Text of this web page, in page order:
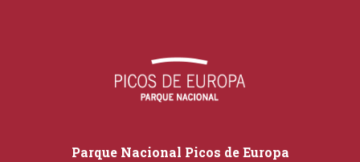
Parque Nacional Picos de Europa